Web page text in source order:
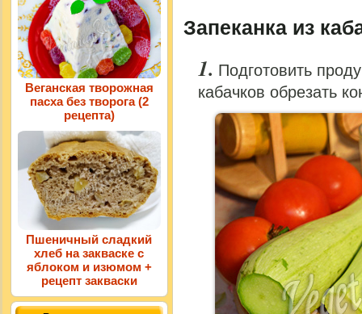
Запеканка из
Подготовить
кабачков обрезать
Веганская творожная
пасха без творога (2
рецепта)
Пшеничный сладкий
хлеб на закваске с
яблоком и изюмом +
рецепт закваски